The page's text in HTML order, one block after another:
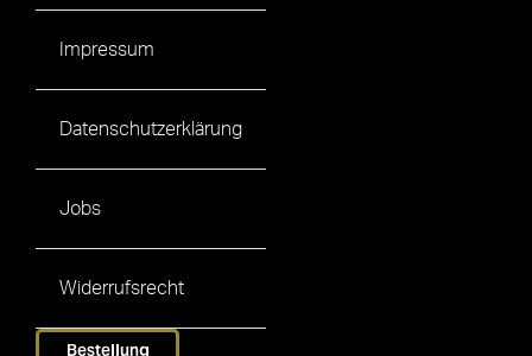
Impressum
Datenschutzerklärung
Jobs
Widerrufsrecht
Bestellung